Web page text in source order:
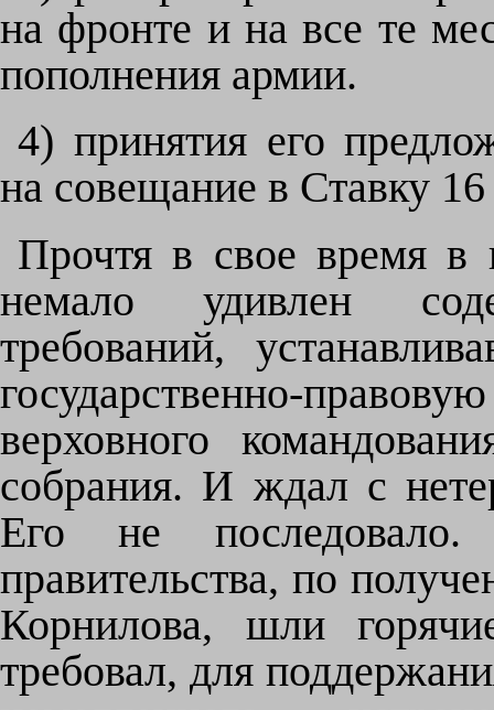
на фронте и на все те
пополнения армии.
4) принятия его
на совещание в Ставку
Прочтя в свое время в
немало удивлен
требований,
государственно-
верховного
собрания. И ждал с
Его не
правительства, по
Корнилова, шли
требовал, для